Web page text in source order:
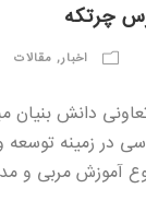
چرتکه
اخبار, مقالات
دانش بنیان
زمینه توسعه
آموزش مربی و